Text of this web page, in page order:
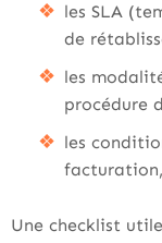
les SLA
de
les
procédure
les
Une checklist